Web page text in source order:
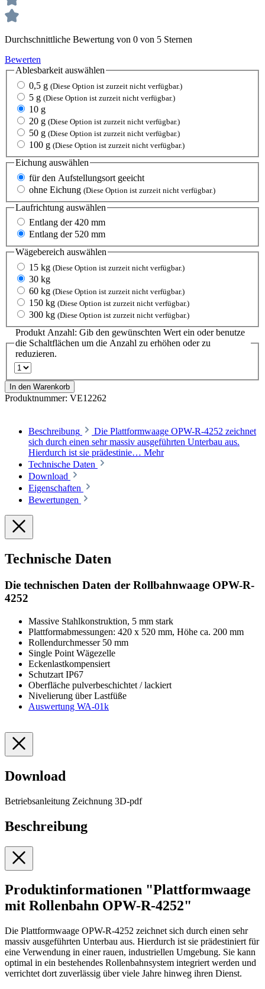
Durchschnittliche Bewertung von 0 von 5 Sternen
Bewerten
Ablesbarkeitauswählen
0,5 g (Diese Option ist zurzeit nicht verfügbar.)
5 g (Diese Option ist zurzeit nicht verfügbar.)
10 g
20 g (Diese Option ist zurzeit nicht verfügbar.)
50 g (Diese Option ist zurzeit nicht verfügbar.)
100 g (Diese Option ist zurzeit nicht verfügbar.)
Eichung auswählen
für den Aufstellungsort geeicht
ohne Eichung (Diese Option ist zurzeit nicht verfügbar.)
Laufrichtung auswählen
Entlang der 420 mm
Entlang der 520 mm
Wägebereich auswählen
15 kg (Diese Option ist zurzeit nicht verfügbar.)
30 kg
60 kg (Diese Option ist zurzeit nicht verfügbar.)
150 kg (Diese Option ist zurzeit nicht verfügbar.)
300 kg (Diese Option ist zurzeit nicht verfügbar.)
Produkt Anzahl: Gib den gewünschten Wert ein oder benutze
die Schaltflächen um die Anzahl zu erhöhen oder zu
reduzieren.
In den Warenkorb
Produktnummer: VE12262
Beschreibung
Die Plattformwaage OPW-R-4252 zeichnet
sich durch einen sehr massiv ausgeführten Unterbau aus.
Hierdurch ist sie prädestinie… Mehr
Technische Daten
Download
Eigenschaften
Bewertungen
Technische Daten
Die technischen Daten der Rollbahnwaage OPW-R-
4252
Massive Stahlkonstruktion, 5 mm stark
Plattformabmessungen: 420 x 520 mm, Höhe ca. 200 mm
Rollendurchmesser 50 mm
Single Point Wägezelle
Eckenlastkompensiert
Schutzart IP67
Oberfläche pulverbeschichtet / lackiert
Nivelierung über Lastfüße
Auswertung WA-01k
Download
Betriebsanleitung Zeichnung 3D-pdf
Beschreibung
Produktinformationen "Plattformwaage
mit Rollenbahn OPW-R-4252"
Die Plattformwaage OPW-R-4252 zeichnet sich durch einen sehr
massiv ausgeführten Unterbau aus. Hierdurch ist sie prädestiniert für
eine Verwendung in einer rauen, industriellen Umgebung. Sie kann
optimal in ein bestehendes Rollenbahnsystem integriert werden und
verrichtet dort zuverlässig über viele Jahre hinweg ihren Dienst.